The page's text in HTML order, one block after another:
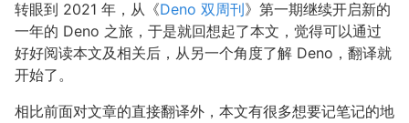
转眼到 2021 年，从《Deno 双周刊》第一期继续开启新的
一年的 Deno 之旅，于是就回想起了本文，觉得可以通过
好好阅读本文及相关后，从另一个角度了解 Deno，翻译就
开始了。
相比前面对文章的直接翻译外，本文有很多想要记笔记的地